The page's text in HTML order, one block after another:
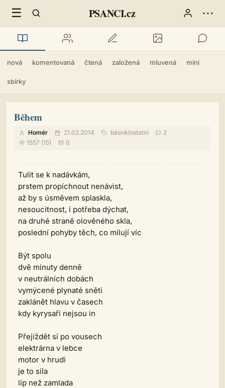
☰ PSANCI.cz ⋯
nová komentovaná čtená založená mluvená mini
sbírky
Během
Homér 21.02.2014 básně/ostatní
2
1557 (15)
0
Tulit se k nadávkám,
prstem propíchnout nenávist,
až by s úsměvem splaskla,
nesoucitnost, i potřeba dýchat,
na druhé straně olověného skla,
poslední pohyby těch, co milují víc
Být spolu
dvě minuty denně
v neutrálních dobách
vymýcené plynaté sněti
zaklánět hlavu v časech
kdy kyrysaři nejsou in
Přejíždět si po vousech
elektrárna v lebce
motor v hrudi
je to síla
líp než zamlada